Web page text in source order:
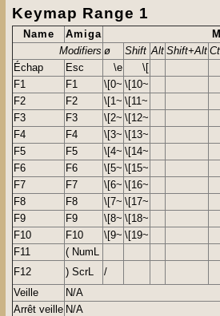
Keymap Range 1
Name Amiga
Modifiers ø Shift Alt Shift+Alt
Échap
Esc \e
\[
F1
F1 \[0~ \[10~
F2
F2 \[1~ \[11~
F3
F3 \[2~ \[12~
F4
F4 \[3~ \[13~
F5
F5 \[4~ \[14~
F6
F6 \[5~ \[15~
F7
F7 \[6~ \[16~
F8
F8 \[7~ \[17~
F9
F9 \[8~ \[18~
F10
F10 \[9~ \[19~
F11
( NumL
F12
) ScrL
/
Veille
N/A
Arrêt veille N/A